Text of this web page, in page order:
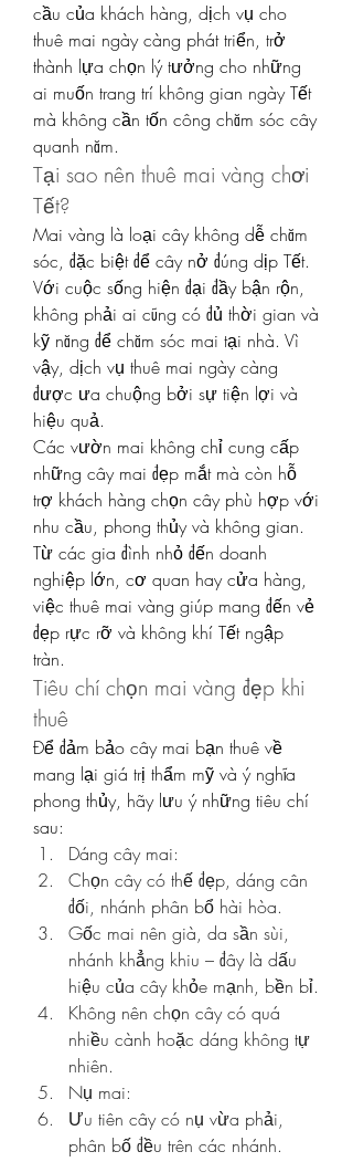
cầu của khách hàng, dịch vụ cho
thuê mai ngày càng phát triển, trở
thành lựa chọn lý tưởng cho những
ai muốn trang trí không gian ngày Tết
mà không cần tốn công chăm sóc cây
quanh năm.
Tại sao nên thuê mai vàng chơi
Tết?
Mai vàng là loại cây không dễ chăm
sóc, đặc biệt để cây nở đúng dịp Tết.
Với cuộc sống hiện đại đầy bận rộn,
không phải ai cũng có đủ thời gian và
kỹ năng để chăm sóc mai tại nhà. Vì
vậy, dịch vụ thuê mai ngày càng
được ưa chuộng bởi sự tiện lợi và
hiệu quả.
Các vườn mai không chỉ cung cấp
những cây mai đẹp mắt mà còn hỗ
trợ khách hàng chọn cây phù hợp với
nhu cầu, phong thủy và không gian.
Từ các gia đình nhỏ đến doanh
nghiệp lớn, cơ quan hay cửa hàng,
việc thuê mai vàng giúp mang đến vẻ
đẹp rực rỡ và không khí Tết ngập
tràn.
Tiêu chí chọn mai vàng đẹp khi
thuê
Để đảm bảo cây mai bạn thuê về
mang lại giá trị thẩm mỹ và ý nghĩa
phong thủy, hãy lưu ý những tiêu chí
sau:
Dáng cây mai:
Chọn cây có thế đẹp, dáng cân
đối, nhánh phân bổ hài hòa.
Gốc mai nên già, da sần sùi,
nhánh khẳng khiu – đây là dấu
hiệu của cây khỏe mạnh, bền bỉ.
Không nên chọn cây có quá
nhiều cành hoặc dáng không tự
nhiên.
Nụ mai:
Ưu tiên cây có nụ vừa phải,
phân bố đều trên các nhánh.